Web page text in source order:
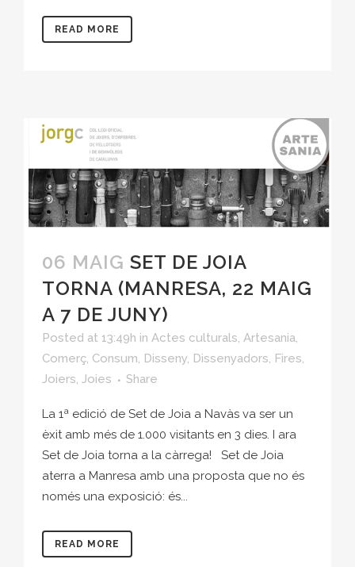
READ MORE
06 MAIG SET DE JOIA
TORNA (MANRESA, 22 MAIG
A 7 DE JUNY)
Posted at 13:49h in Actes culturals, Artesania,
Comerç, Consum, Disseny, Dissenyadors, Fires,
Joiers, Joies Share
La 1ª edició de Set de Joia a Navàs va ser un
èxit amb més de 1.000 visitants en 3 dies. I ara
Set de Joia torna a la càrrega! Set de Joia
aterra a Manresa amb una proposta que no és
només una exposició: és...
READ MORE